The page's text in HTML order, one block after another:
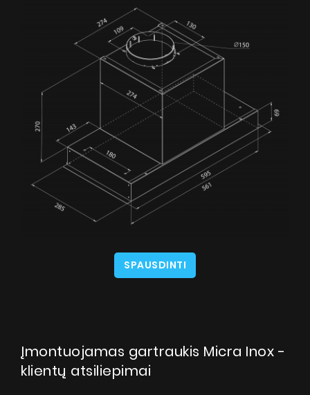
SPAUSDINTI
Įmontuojamas gartraukis Micra Inox -
klientų atsiliepimai